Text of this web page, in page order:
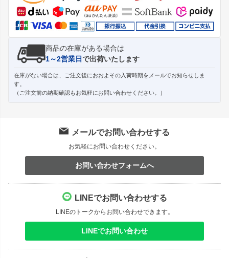
へ
商品の在庫がある場合は
1～2営業日で出荷いたします
在庫がない場合は、ご注文後におおよその入荷時期をメールでお知らせしま
す。
（ご注文前の納期確認もお気軽にお問い合わせください。）
メールでお問い合わせする
お気軽にお問い合わせください。
お問い合わせフォームへ
LINEでお問い合わせする
LINEのトークからお問い合わせできます。
LINEでお問い合わせ